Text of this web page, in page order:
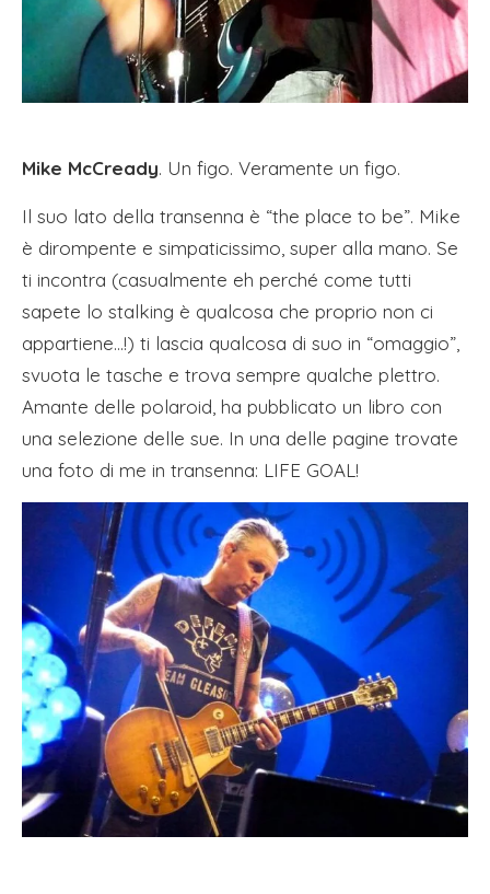
Mike McCready. Un figo. Veramente un figo.
Il suo lato della transenna è “the place to be”. Mike
è dirompente e simpaticissimo, super alla mano. Se
ti incontra (casualmente eh perché come tutti
sapete lo stalking è qualcosa che proprio non ci
appartiene…!) ti lascia qualcosa di suo in “omaggio”,
svuota le tasche e trova sempre qualche plettro.
Amante delle polaroid, ha pubblicato un libro con
una selezione delle sue. In una delle pagine trovate
una foto di me in transenna: LIFE GOAL!